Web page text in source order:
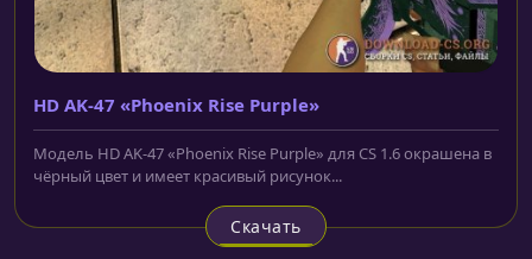
HD AK-47 «Phoenix Rise Purple»
Модель HD AK-47 «Phoenix Rise Purple» для CS 1.6 окрашена в
чёрный цвет и имеет красивый рисунок...
Скачать